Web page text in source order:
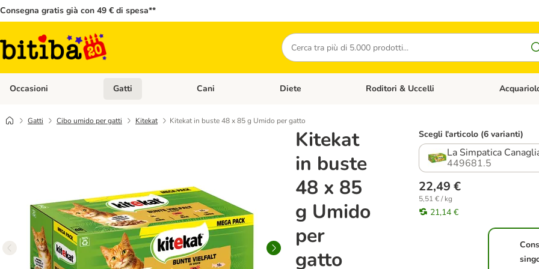
Consegna gratis già con 49 € di spesa**
Cerca
Occasioni Apri Menù Categoria: Occasioni
Gatti Apri Menù Categoria: Gatti
Cani Apri Menù Categoria: Cani
Diete Apri Menù Categoria: Diete
Roditori & Uccelli Apri Menù
Gatti Cibo umido per gatti Kitekat Kitekat in buste 48 x 85 g Umido per gatto
Kitekat
in buste
48 x 85
g Umido
per
gatto
Scegli l'articolo (6 varianti)
La Simpatica
449681.5
22,49 €
5,51 € / kg
21,14 €